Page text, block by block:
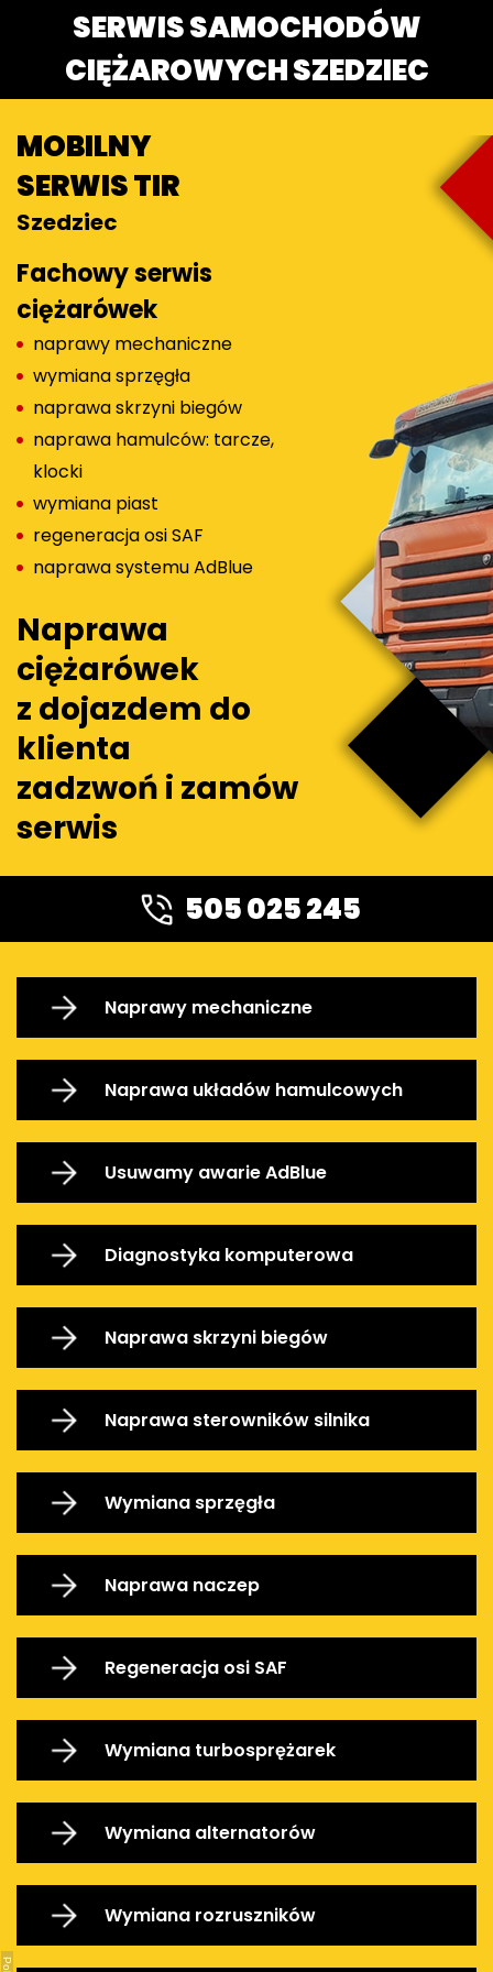
SERWIS SAMOCHODÓW
CIĘŻAROWYCH SZEDZIEC
MOBILNY
SERWIS TIR
Szedziec
Fachowy serwis
ciężarówek
naprawy mechaniczne
wymiana sprzęgła
naprawa skrzyni biegów
naprawa hamulców: tarcze,
klocki
wymiana piast
regeneracja osi SAF
naprawa systemu AdBlue
Naprawa
ciężarówek
z dojazdem do
klienta
zadzwoń i zamów
serwis
505 025 245
Naprawy mechaniczne
Naprawa układów hamulcowych
Usuwamy awarie AdBlue
Diagnostyka komputerowa
Naprawa skrzyni biegów
Naprawa sterowników silnika
Wymiana sprzęgła
Naprawa naczep
Regeneracja osi SAF
Wymiana turbosprężarek
Wymiana alternatorów
Wymiana rozruszników